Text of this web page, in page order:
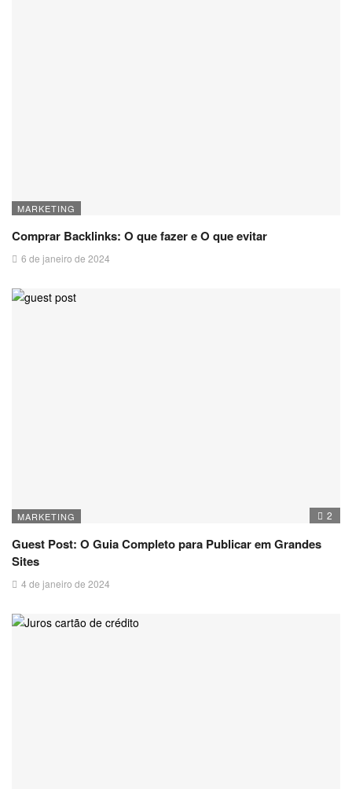
MARKETING
Comprar Backlinks: O que fazer e O que evitar
6 de janeiro de 2024
MARKETING 2
Guest Post: O Guia Completo para Publicar em Grandes
Sites
4 de janeiro de 2024